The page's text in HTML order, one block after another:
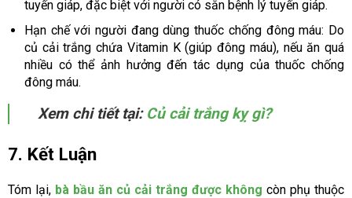
tuyến giáp, đặc biệt với người có sẵn bệnh lý tuyến giáp.
Hạn chế với người đang dùng thuốc chống đông máu: Do
củ cải trắng chứa Vitamin K (giúp đông máu), nếu ăn quá
nhiều có thể ảnh hưởng đến tác dụng của thuốc chống
đông máu.
Xem chi tiết tại: Củ cải trắng kỵ gì?
7. Kết Luận
Tóm lại, bà bầu ăn củ cải trắng được không còn phụ thuộc